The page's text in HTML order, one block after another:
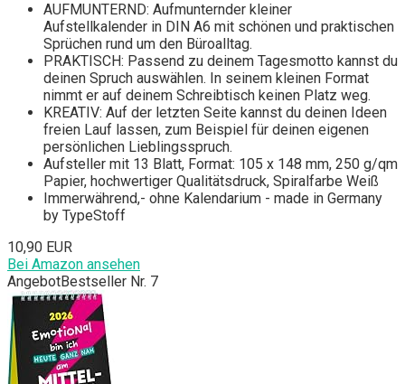
AUFMUNTERND: Aufmunternder kleiner
Aufstellkalender in DIN A6 mit schönen und praktischen
Sprüchen rund um den Büroalltag.
PRAKTISCH: Passend zu deinem Tagesmotto kannst du
deinen Spruch auswählen. In seinem kleinen Format
nimmt er auf deinem Schreibtisch keinen Platz weg.
KREATIV: Auf der letzten Seite kannst du deinen Ideen
freien Lauf lassen, zum Beispiel für deinen eigenen
persönlichen Lieblingsspruch.
Aufsteller mit 13 Blatt, Format: 105 x 148 mm, 250 g/qm
Papier, hochwertiger Qualitätsdruck, Spiralfarbe Weiß
Immerwährend,- ohne Kalendarium - made in Germany
by TypeStoff
10,90 EUR
Bei Amazon ansehen
AngebotBestseller Nr. 7